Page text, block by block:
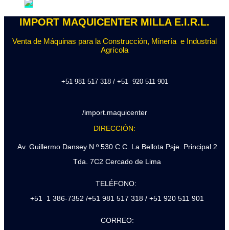
IMPORT MAQUICENTER MILLA E.I.R.L.
Venta de Máquinas para la Construcción, Minería e Industrial
Agrícola
+51 981 517 318 / +51 920 511 901
/import.maquicenter
DIRECCIÓN:
Av. Guillermo Dansey N º 530 C.C. La Bellota Psje. Principal 2
Tda. 7C2 Cercado de Lima
TELÉFONO:
+51 1 386-7352 /+51 981 517 318 / +51 920 511 901
CORREO: